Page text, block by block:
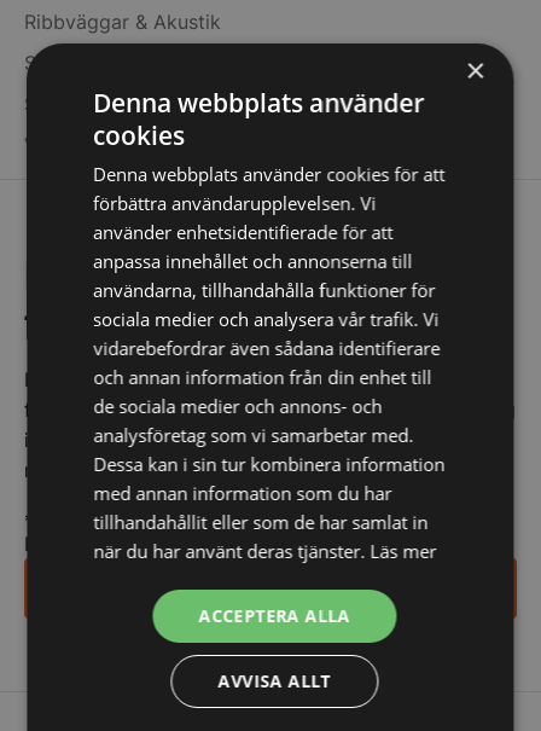
Ribbväggar & Akustik
Swish-QR
Säkerhetspolicy
Villkor
Få de bästa erbjudandena
först!
Kom ihåg att anmäla dig till vårt nyhetsbrev och vara
först med att få de bästa erbjudandena. Och oroa dig
inte, vi spammar dig inte utan skickar endast
relevanta erbjudanden och information till dig.
*
indicates required
E-post *
Ja tack, anmäl mig
×
Denna webbplats använder
cookies
Denna webbplats använder cookies för att
förbättra användarupplevelsen. Vi
använder enhetsidentifierade för att
anpassa innehållet och annonserna till
användarna, tillhandahålla funktioner för
sociala medier och analysera vår trafik. Vi
vidarebefordrar även sådana identifierare
och annan information från din enhet till
de sociala medier och annons- och
analysföretag som vi samarbetar med.
Dessa kan i sin tur kombinera information
med annan information som du har
tillhandahållit eller som de har samlat in
när du har använt deras tjänster. Läs mer
ACCEPTERA ALLA
AVVISA ALLT